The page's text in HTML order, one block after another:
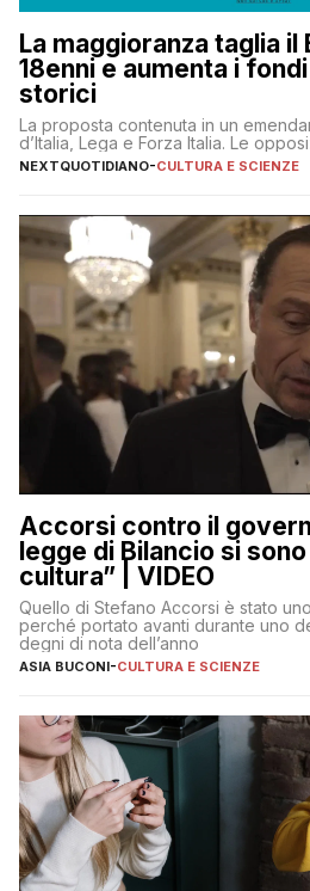
La maggioranza taglia il
18enni e aumenta i
storici
La proposta contenuta in un
d’Italia, Lega e Forza Italia. Le
NEXTQUOTIDIANO-CULTURA E SCIENZE
Accorsi contro il
legge di Bilancio si
cultura” | VIDEO
Quello di Stefano Accorsi è stato
perché portato avanti durante uno
degni di nota dell’anno
ASIA BUCONI-CULTURA E SCIENZE